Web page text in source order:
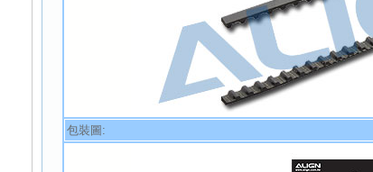
包裝圖: